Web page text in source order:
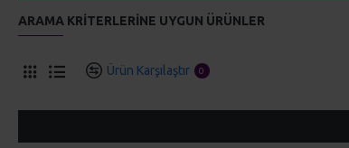
ARAMA KRITERLERINE UYGUN ÜRÜNLER
Ürün Karşılaştır 0